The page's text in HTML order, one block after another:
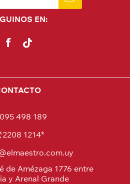
EN:
095 498 189
2208 1214*
de Amézaga 1776 entre
y Arenal Grande